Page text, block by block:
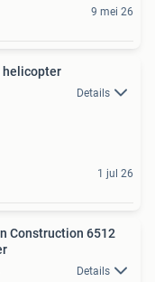
9 mei 26
helicopter
Details
1 jul 26
Construction 6512
Details